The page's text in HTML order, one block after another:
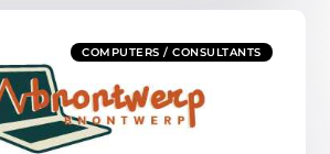
COMPUTERS / CONSULTANTS